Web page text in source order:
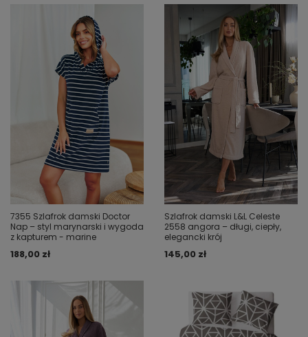
7355 Szlafrok damski Doctor
Nap – styl marynarski i wygoda
z kapturem - marine
188,00 zł
Szlafrok damski L&L Celeste
2558 angora – długi, ciepły,
elegancki krój
145,00 zł